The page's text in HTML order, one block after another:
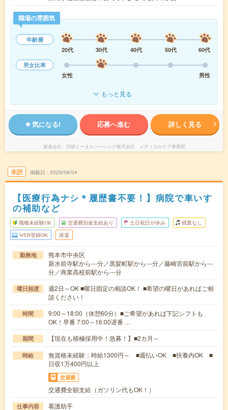
職場の雰囲気
年齢層
20代
30代 40代 50代
60代
男女比率
女性
男性
もっと見る
気になる! 応募へ進む 詳しく見る
派遣会社 日研トータルソーシング株式会社 メディカルケア事業部
未読 掲載日 2026/08/04
【医療行為ナシ＊履歴書不要！】病院で車いす
の補助など
職種未経験OK 交通費別途支給あり 土日祝日が休み 残業なし
WEB登録OK 派遣
勤務地
熊本市中央区
新水前寺駅から---分／黒髪町駅から---分／藤崎宮前駅から---
分／商業高校前駅から---分
曜日頻度
週2日～OK ■曜日固定の相談OK！ ■希望の曜日があればご相
談ください！
時間
9:00～18:00（休憩60分）■ご希望があれば下記シフトも
OK！早番 7:00～16:00遅番 …
期間 【現在も積極採用中！急募！】■2カ月～
時給
無資格未経験：時給1300円～ ■週払いOK ■扶養内OK ■
日収1万400円以上
交通費
交通費全額支給（ガソリン代もOK！）
仕事内容 看護助手